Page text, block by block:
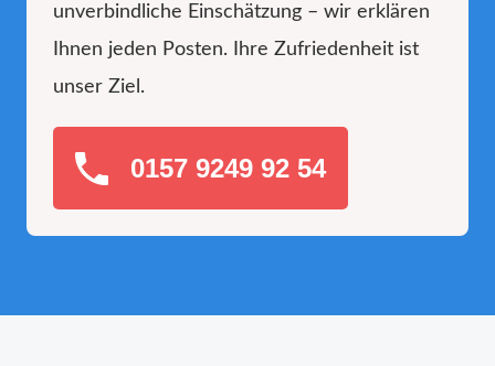
unverbindliche Einschätzung – wir erklären
Ihnen jeden Posten. Ihre Zufriedenheit ist
unser Ziel.
0157 9249 92 54